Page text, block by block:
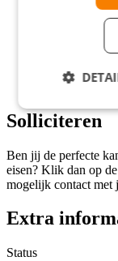
Minimaal
Goede
als schriftelijk.
Solliciteren
Ben jij de perfecte
eisen? Klik dan op
mogelijk contact met
Extra
Status